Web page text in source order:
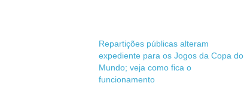
Repartições públicas alteram
expediente para os Jogos da Copa do
Mundo; veja como fica o
funcionamento